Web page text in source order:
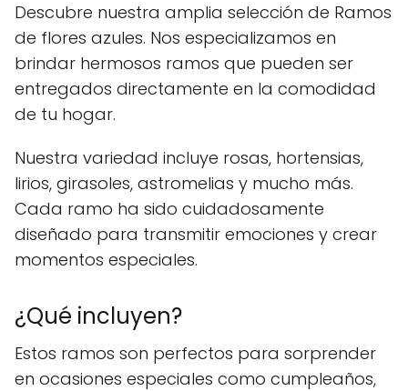
Descubre nuestra amplia selección de Ramos
de flores azules. Nos especializamos en
brindar hermosos ramos que pueden ser
entregados directamente en la comodidad
de tu hogar.
Nuestra variedad incluye rosas, hortensias,
lirios, girasoles, astromelias y mucho más.
Cada ramo ha sido cuidadosamente
diseñado para transmitir emociones y crear
momentos especiales.
¿Qué incluyen?
Estos ramos son perfectos para sorprender
en ocasiones especiales como cumpleaños,